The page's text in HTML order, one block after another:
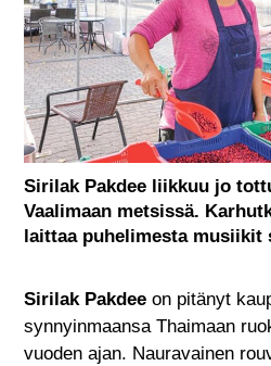
Sirilak Pakdee liikkuu jo
Vaalimaan metsissä.
laittaa puhelimesta musiikit
Sirilak Pakdee on pitänyt
synnyinmaansa Thaimaan
vuoden ajan. Nauravainen